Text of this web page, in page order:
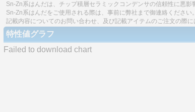
Sn-Zn系はんだは、チップ積層セラミックコンデンサの信頼性に悪影
Sn-Zn系はんだをご使用される際は、事前に弊社まで御連絡ください。
記載内容についてのお問い合わせ、及び記載アイテムのご注文の際に
特性値グラフ
Failed to download chart